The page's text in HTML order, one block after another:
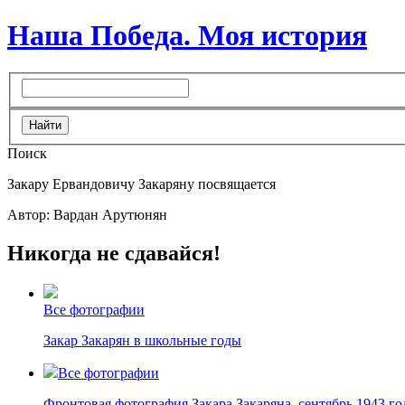
Наша Победа. Моя история
Поиск
Закару Ервандовичу Закаряну посвящается
Автор: Вардан Арутюнян
Никогда не сдавайся!
Все фотографии
Закар Закарян в школьные годы
Все фотографии